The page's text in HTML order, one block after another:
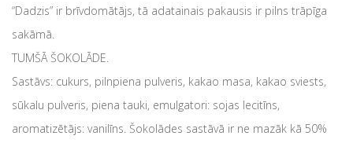
“Dadzis” ir brīvdomātājs, tā adatainais pakausis ir pilns trāpīga
sakāmā.
TUMŠĀ ŠOKOLĀDE.
Sastāvs: cukurs, pilnpiena pulveris, kakao masa, kakao sviests,
sūkalu pulveris, piena tauki, emulgatori: sojas lecitīns,
aromatizētājs: vanilīns. Šokolādes sastāvā ir ne mazāk kā 50%